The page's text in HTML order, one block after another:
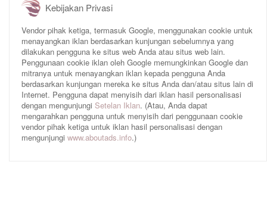
Kebijakan Privasi
Vendor pihak ketiga, termasuk Google, menggunakan cookie untuk
menayangkan iklan berdasarkan kunjungan sebelumnya yang
dilakukan pengguna ke situs web Anda atau situs web lain.
Penggunaan cookie iklan oleh Google memungkinkan Google dan
mitranya untuk menayangkan iklan kepada pengguna Anda
berdasarkan kunjungan mereka ke situs Anda dan/atau situs lain di
Internet. Pengguna dapat menyisih dari iklan hasil personalisasi
dengan mengunjungi Setelan Iklan. (Atau, Anda dapat
mengarahkan pengguna untuk menyisih dari penggunaan cookie
vendor pihak ketiga untuk iklan hasil personalisasi dengan
mengunjungi www.aboutads.info.)